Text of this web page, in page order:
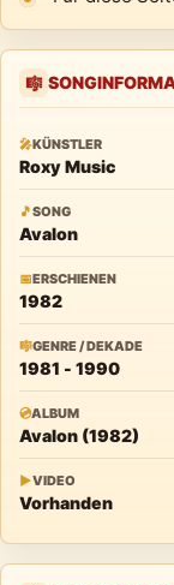
🎼
🎤KÜNSTLER
Roxy Music
🎵SONG
Avalon
📅ERSCHIENEN
1982
🎼GENRE / DEKADE
1981 - 1990
💿ALBUM
Avalon (1982)
▶VIDEO
Vorhanden